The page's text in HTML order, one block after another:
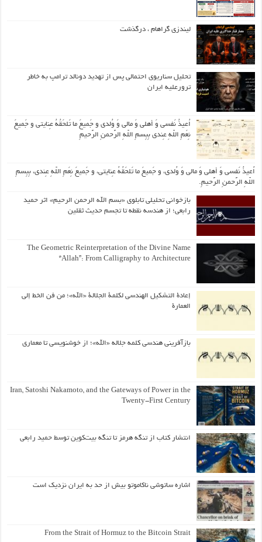
لیندزی گراهام ، درگذشت
تحلیل سناریوی احتمالی پس از تهدید دونالد ترامپ به خاطر
ترورعلیه ایران
اُعیذُ نَفسی وَ أهلی وَ مالی وَ وُلدی و جَمیعَ ما تَلحَقُهُ عِنایتی و جَمیعَ
نِعَمِ اللّهِ عِندی بِبِسمِ اللّهِ الرَّحمنِ الرَّحیمِ
اُعیذُ نَفسی وَ أهلی وَ مالی وَ وُلدی، و جَمیعَ ما تَلحَقُهُ عِنایتی، و جَمیعَ نِعَمِ اللّهِ عِندی، بِبِسمِ
اللّهِ الرَّحمنِ الرَّحیمِ.
بازخوانی تحلیلی تابلوی «بسم الله الرحمن الرحیم» اثر حمید
رابعی؛ از هندسه نقطه تا تجسم حدیث ثقلین
The Geometric Reinterpretation of the Divine Name
“Allah”: From Calligraphy to Architecture
إعادة التشكيل الهندسي لكلمة الجلالة «الله»؛ من فن الخط إلى
العمارة
بازآفرینی هندسی کلمه جلاله «الله»؛ از خوشنویسی تا معماری
Iran, Satoshi Nakamoto, and the Gateways of Power in the
Twenty-First Century
انتشار کتاب از تنگه هرمز تا تنگه بیت‌کوین توسط حمید رابعی
اشاره ساتوشی ناکاموتو بیش از حد به ایران نزدیک است
From the Strait of Hormuz to the Bitcoin Strait